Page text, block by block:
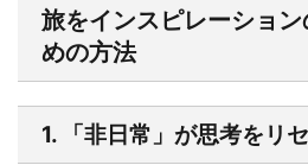
旅をインスピレーショ
めの方法
1. 「非日常」が思考をリ